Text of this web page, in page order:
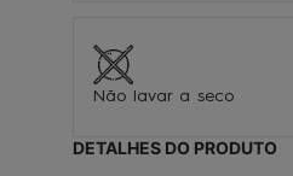
Não lavar a seco
DETALHES DO PRODUTO